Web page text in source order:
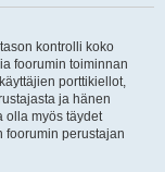
kontrolli koko
foorumin toiminnan
porttikiellot,
ja hänen
olla myös täydet
foorumin perustajan